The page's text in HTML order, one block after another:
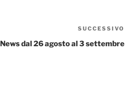
SUCCESSIVO
News dal 26 agosto al 3 settembre